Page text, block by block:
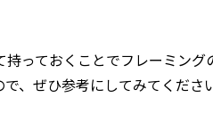
っておくことでフレーミング
、ぜひ参考にしてみてください